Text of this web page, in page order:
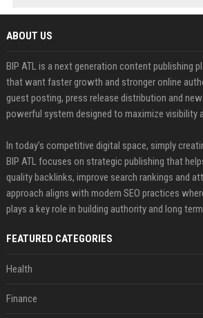
ABOUT US
BIP ATL is a next generation content publishing
that want faster growth and stronger online
guest posting, press release distribution and
powerful system designed to maximize visibility
In today’s competitive digital space, simply
BIP ATL focuses on strategic publishing that
quality backlinks, improve search rankings and
approach aligns with modern SEO practices
plays a key role in building authority and long
FEATURED CATEGORIES
Health
Finance